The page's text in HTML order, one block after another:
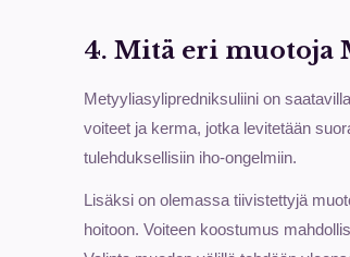
4. Mitä eri muotoja
Metyyliasylipredniksuliini on
voiteet ja kerma, jotka levitetään
tulehduksellisiin iho-ongelmiin.
Lisäksi on olemassa tiivistettyjä
hoitoon. Voiteen koostumus